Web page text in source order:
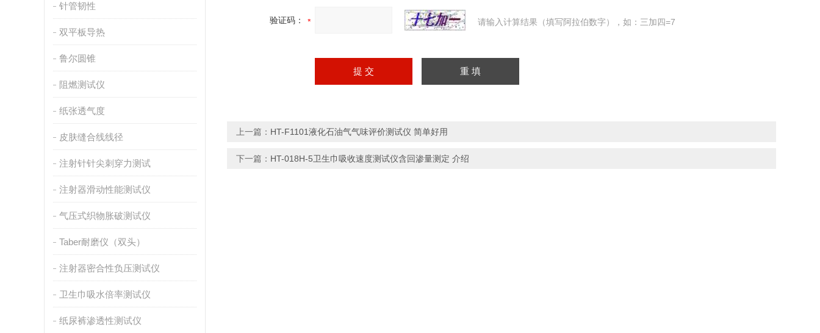
针管韧性
双平板导热
鲁尔圆锥
阻燃测试仪
纸张透气度
皮肤缝合线线径
注射针针尖刺穿力测试
注射器滑动性能测试仪
气压式织物胀破测试仪
Taber耐磨仪（双头）
注射器密合性负压测试仪
卫生巾吸水倍率测试仪
纸尿裤渗透性测试仪
验证码： 请输入计算结果（填写阿拉伯数字），如：三加四=7
上一篇： HT-F1101液化石油气气味评价测试仪 简单好用
下一篇： HT-018H-5卫生巾吸收速度测试仪含回渗量测定 介绍